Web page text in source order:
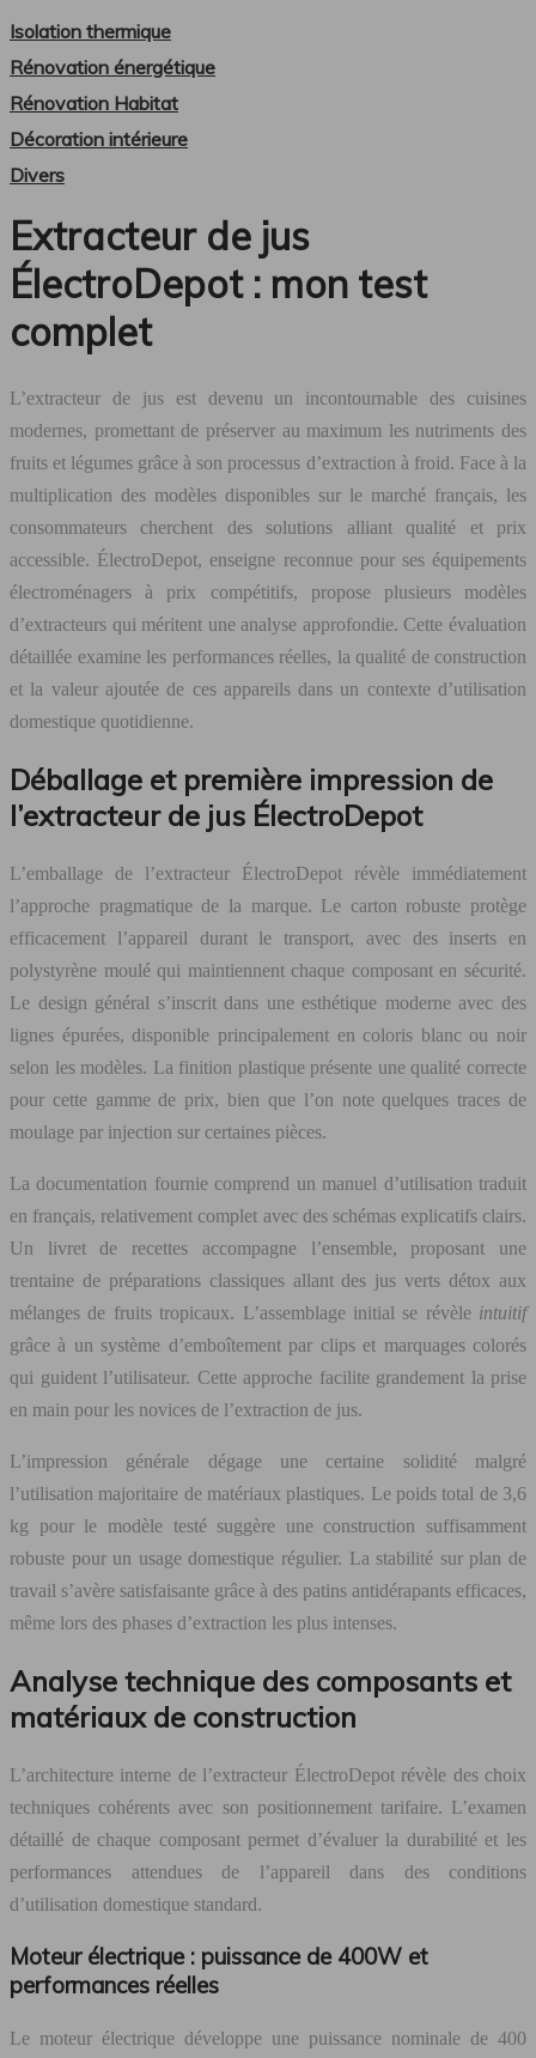
Isolation thermique
Rénovation énergétique
Rénovation Habitat
Décoration intérieure
Divers
Extracteur de jus
ÉlectroDepot : mon test
complet
L’extracteur de jus est devenu un incontournable des cuisines
modernes, promettant de préserver au maximum les nutriments des
fruits et légumes grâce à son processus d’extraction à froid. Face à la
multiplication des modèles disponibles sur le marché français, les
consommateurs cherchent des solutions alliant qualité et prix
accessible. ÉlectroDepot, enseigne reconnue pour ses équipements
électroménagers à prix compétitifs, propose plusieurs modèles
d’extracteurs qui méritent une analyse approfondie. Cette évaluation
détaillée examine les performances réelles, la qualité de construction
et la valeur ajoutée de ces appareils dans un contexte d’utilisation
domestique quotidienne.
Déballage et première impression de
l’extracteur de jus ÉlectroDepot
L’emballage de l’extracteur ÉlectroDepot révèle immédiatement
l’approche pragmatique de la marque. Le carton robuste protège
efficacement l’appareil durant le transport, avec des inserts en
polystyrène moulé qui maintiennent chaque composant en sécurité.
Le design général s’inscrit dans une esthétique moderne avec des
lignes épurées, disponible principalement en coloris blanc ou noir
selon les modèles. La finition plastique présente une qualité correcte
pour cette gamme de prix, bien que l’on note quelques traces de
moulage par injection sur certaines pièces.
La documentation fournie comprend un manuel d’utilisation traduit
en français, relativement complet avec des schémas explicatifs clairs.
Un livret de recettes accompagne l’ensemble, proposant une
trentaine de préparations classiques allant des jus verts détox aux
mélanges de fruits tropicaux. L’assemblage initial se révèle intuitif
grâce à un système d’emboîtement par clips et marquages colorés
qui guident l’utilisateur. Cette approche facilite grandement la prise
en main pour les novices de l’extraction de jus.
L’impression générale dégage une certaine solidité malgré
l’utilisation majoritaire de matériaux plastiques. Le poids total de 3,6
kg pour le modèle testé suggère une construction suffisamment
robuste pour un usage domestique régulier. La stabilité sur plan de
travail s’avère satisfaisante grâce à des patins antidérapants efficaces,
même lors des phases d’extraction les plus intenses.
Analyse technique des composants et
matériaux de construction
L’architecture interne de l’extracteur ÉlectroDepot révèle des choix
techniques cohérents avec son positionnement tarifaire. L’examen
détaillé de chaque composant permet d’évaluer la durabilité et les
performances attendues de l’appareil dans des conditions
d’utilisation domestique standard.
Moteur électrique : puissance de 400W et
performances réelles
Le moteur électrique développe une puissance nominale de 400